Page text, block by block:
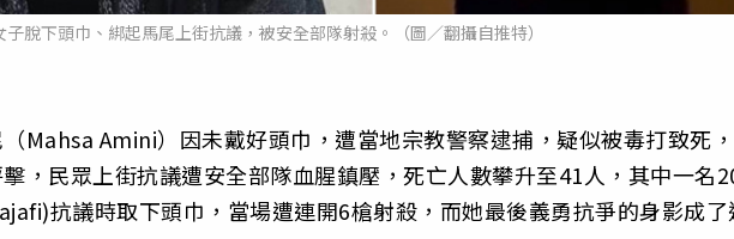
子脫下頭巾、綁起馬尾上街抗議，被安全部隊射殺。（圖／翻攝自推特）
Mahsa Amini）因未戴好頭巾，遭當地宗教警察逮捕，疑似被毒打致死，
，民眾上街抗議遭安全部隊血腥鎮壓，死亡人數攀升至41人，其中一名
抗議時取下頭巾，當場遭連開6槍射殺，而她最後義勇抗爭的身影成了